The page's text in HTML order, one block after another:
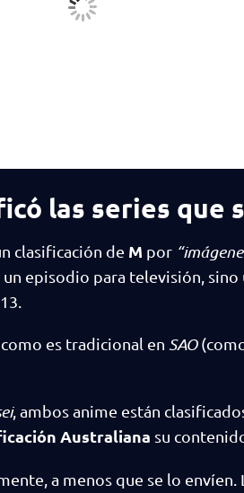
las series que
clasificación de M por
un episodio para televisión,
es tradicional en SAO
, ambos anime están
Australiana su
a menos que se lo